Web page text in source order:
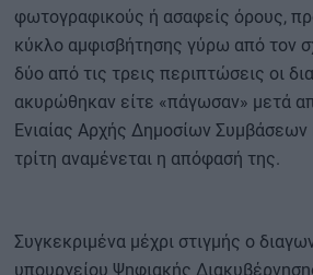
φωτογραφικούς ή ασαφείς όρους,
κύκλο αμφισβήτησης γύρω από τον
δύο από τις τρεις περιπτώσεις οι
ακυρώθηκαν είτε «πάγωσαν» μετά
Ενιαίας Αρχής Δημοσίων
τρίτη αναμένεται η απόφασή της.
Συγκεκριμένα μέχρι στιγμής ο
υπουργείου Ψηφιακής